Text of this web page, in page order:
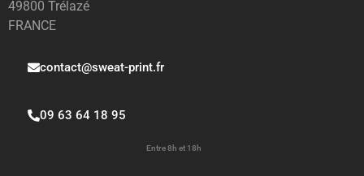
49800 Trélazé
FRANCE
contact@sweat-print.fr
09 63 64 18 95
Entre 8h et 18h